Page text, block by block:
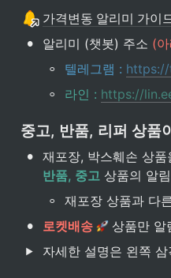
가격변동 알리미 가이
• 알리미 (챗봇) 주소 (
◦ 텔레그램 : https://
◦ 라인 : https://
중고, 반품, 리퍼 상품
• 재포장, 박스훼손 상품
반품, 중고 상품의 알
◦ 재포장 상품과 다
• 로켓배송
상품만 알
자세한 설명은 왼쪽